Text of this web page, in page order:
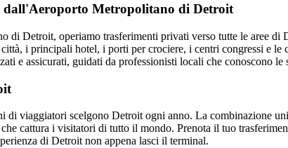
dall'Aeroporto Metropolitano di Detroit
di Detroit, operiamo trasferimenti privati verso tutte le aree di
i principali hotel, i porti per crociere, i centri congressi e
e assicurati, guidati da professionisti locali che conoscono
di viaggiatori scelgono Detroit ogni anno. La combinazione
cattura i visitatori di tutto il mondo. Prenota il tuo
di Detroit non appena lasci il terminal.